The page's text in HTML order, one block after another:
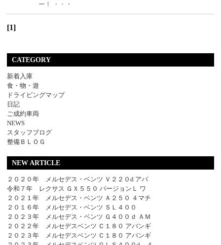
ー！ ・・・
[1]
CATEGORY
新着入庫
食・物・遊
ドライビングマップ
日記
ご成約車両
NEWS
スタッフブログ
整備ＢＬＯＧ
NEW ARTICLE
２０２０年 メルセデス・ベンツ Ｖ２２０d アバ
令和７年 レクサス ＧＸ５５０ バージョンＬ ワ
２０２１年 メルセデス・ベンツ Ａ２５０ ４マチ
２０１６年 メルセデス・ベンツ ＳＬ４００
２０２３年 メルセデス・ベンツ Ｇ４００ｄ ＡＭ
２０２２年 メルセデスベンツ Ｃ１８０ アバンギ
２０２３年 メルセデスベンツ Ｃ１８０ アバンギ